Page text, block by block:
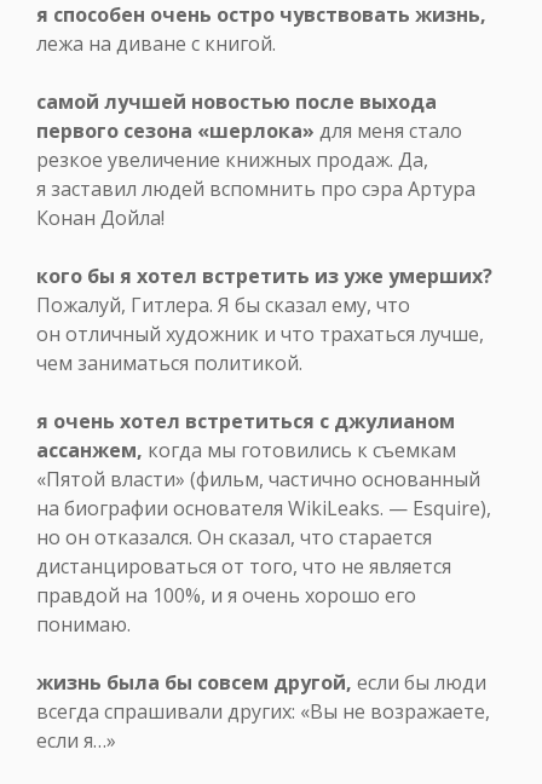
я способен очень остро чувствовать жизнь,
лежа на диване с книгой.
самой лучшей новостью после выхода
первого сезона «шерлока» для меня стало
резкое увеличение книжных продаж. Да,
я заставил людей вспомнить про сэра Артура
Конан Дойла!
кого бы я хотел встретить из уже умерших?
Пожалуй, Гитлера. Я бы сказал ему, что
он отличный художник и что трахаться лучше,
чем заниматься политикой.
я очень хотел встретиться с джулианом
ассанжем, когда мы готовились к съемкам
«Пятой власти» (фильм, частично основанный
на биографии основателя WikiLeaks. — Esquire),
но он отказался. Он сказал, что старается
дистанцироваться от того, что не является
правдой на 100%, и я очень хорошо его
понимаю.
жизнь была бы совсем другой, если бы люди
всегда спрашивали других: «Вы не возражаете,
если я…»